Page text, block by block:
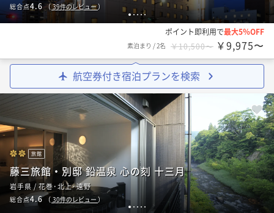
1 23 45
総合点4.6（ 39件のレビュー）
ポイント即利用で最大5％OFF
素泊まり /2名 ￥10,500〜 ￥9,975〜
航空券付き宿泊プランを検索
1 2 3 4 5
旅館
藤三旅館・別邸 鉛温泉 心の刻 十三月
岩手県 / 花巻･北上･遠野
総合点4.6（ 30件のレビュー ）